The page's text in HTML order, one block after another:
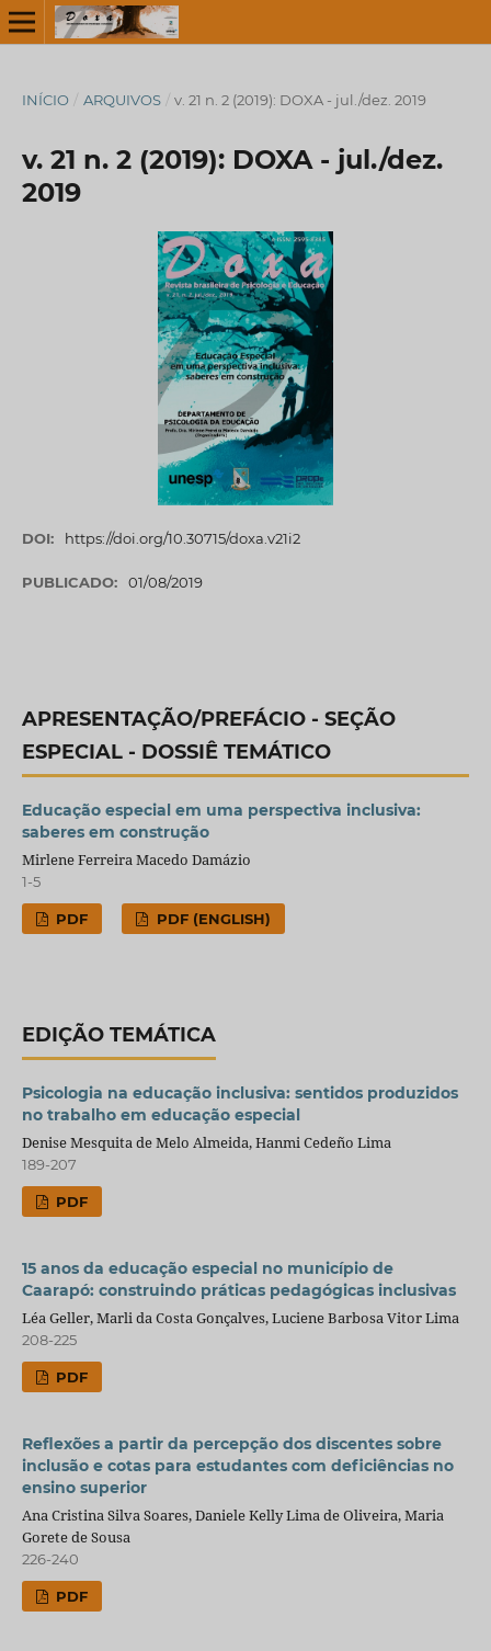
INÍCIO / ARQUIVOS / v. 21 n. 2 (2019): DOXA - jul./dez. 2019
v. 21 n. 2 (2019): DOXA - jul./dez.
2019
DOI: https://doi.org/10.30715/doxa.v21i2
PUBLICADO: 01/08/2019
APRESENTAÇÃO/PREFÁCIO - SEÇÃO
ESPECIAL - DOSSIÊ TEMÁTICO
Educação especial em uma perspectiva inclusiva:
saberes em construção
Mirlene Ferreira Macedo Damázio
1-5
PDF PDF (ENGLISH)
EDIÇÃO TEMÁTICA
Psicologia na educação inclusiva: sentidos produzidos
no trabalho em educação especial
Denise Mesquita de Melo Almeida, Hanmi Cedeño Lima
189-207
PDF
15 anos da educação especial no município de
Caarapó: construindo práticas pedagógicas inclusivas
Léa Geller, Marli da Costa Gonçalves, Luciene Barbosa Vitor Lima
208-225
PDF
Reflexões a partir da percepção dos discentes sobre
inclusão e cotas para estudantes com deficiências no
ensino superior
Ana Cristina Silva Soares, Daniele Kelly Lima de Oliveira, Maria
Gorete de Sousa
226-240
PDF